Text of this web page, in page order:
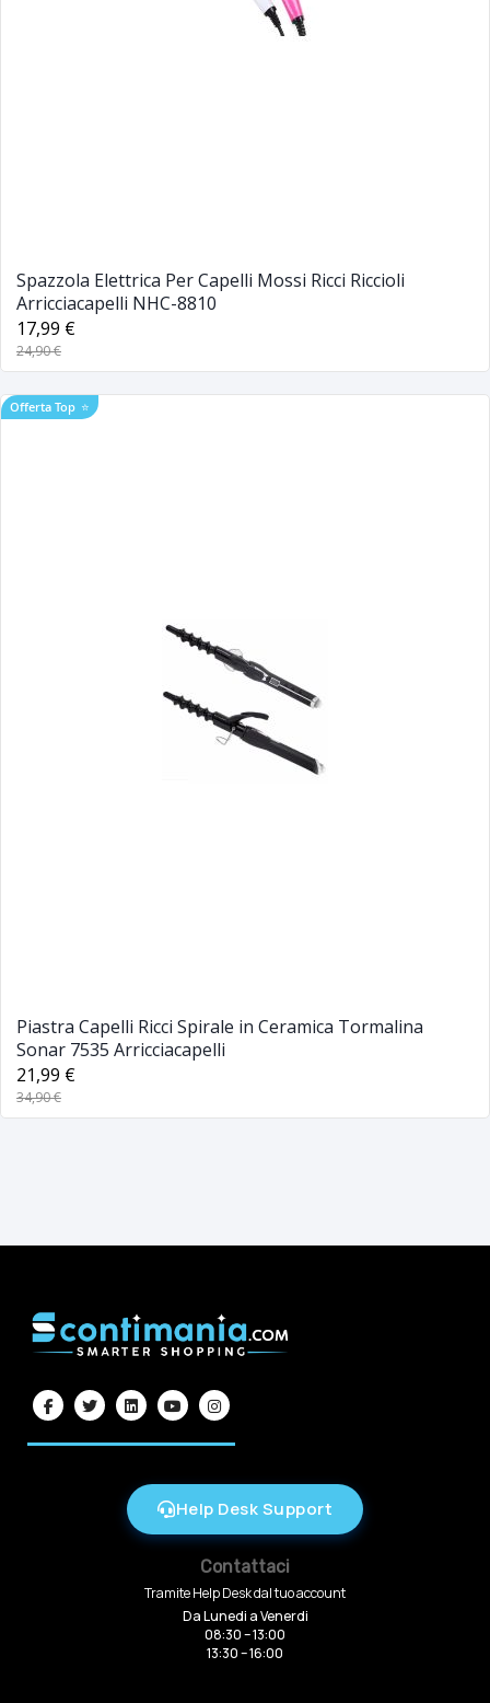
Spazzola Elettrica Per Capelli Mossi Ricci Riccioli
Arricciacapelli NHC-8810
17,99 €
24,90 €
Offerta Top ⭐
Piastra Capelli Ricci Spirale in Ceramica Tormalina
Sonar 7535 Arricciacapelli
21,99 €
34,90 €
Help Desk Support
Contattaci
Tramite Help Desk dal tuo account
Da Lunedi a Venerdi
08:30 – 13:00
13:30 – 16:00